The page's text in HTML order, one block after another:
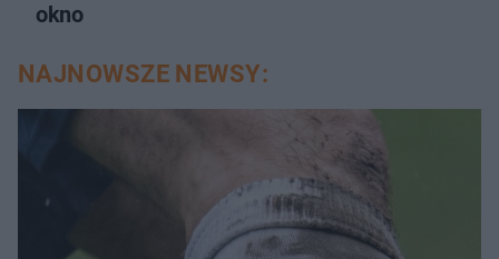
okno
NAJNOWSZE NEWSY: